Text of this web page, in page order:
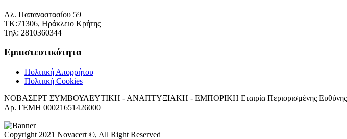
Αλ. Παπαναστασίου 59
ΤΚ:71306, Ηράκλειο Κρήτης
Τηλ: 2810360344
Εμπιστευτικότητα
Πολιτική Απορρήτου
Πολιτική Cookies
ΝΟΒΑΣΕΡΤ ΣΥΜΒΟΥΛΕΥΤΙΚΗ - ΑΝΑΠΤΥΞΙΑΚΗ - ΕΜΠΟΡΙΚΗ Εταιρία Περιορισμένης Ευθύνης
Αρ. ΓΕΜΗ 00021651426000
Copyright 2021 Novacert ©, All Right Reserved